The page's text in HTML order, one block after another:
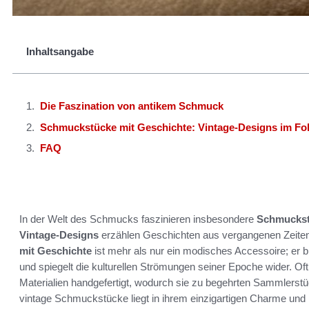
Inhaltsangabe
Die Faszination von antikem Schmuck
Schmuckstücke mit Geschichte: Vintage-Designs im
FAQ
In der Welt des Schmucks faszinieren insbesondere
Vintage-Designs erzählen Geschichten aus vergangenen
mit Geschichte ist mehr als nur ein modisches Accessoire; er
und spiegelt die kulturellen Strömungen seiner Epoche wider.
Materialien handgefertigt, wodurch sie zu begehrten
vintage Schmuckstücke liegt in ihrem einzigartigen Charme